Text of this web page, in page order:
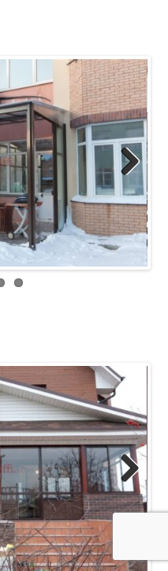
Next
Next